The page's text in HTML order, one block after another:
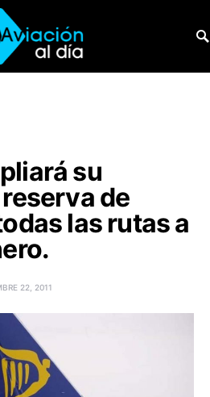
su
de
las rutas a
22, 2011